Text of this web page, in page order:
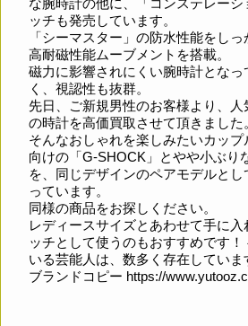
な腕時計の他に、「コンステレー
ッチも発売しています。
「シーマスター」の防水性能をし
高耐磁性能ムーブメントを搭載。
磁力に影響されにくい腕時計とな
く、視認性も抜群。
先日、ご新規男性のお客様より、
の時計を高価買取させて頂きました
そんなおしゃれを楽しみたいカッ
向けの「G-SHOCK」とやや小ぶり
を、同じデザインのペアモデルと
っています。
同様の商品をお探しください。
レディースサイズとあわせて手に
ッチとして使うのもおすすめです
いる芸能人は、数多く存在していま
ブランドコピー https://